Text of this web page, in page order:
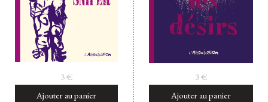
3€
Ajouter au panier
3€
Ajouter au panier